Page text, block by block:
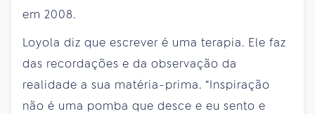
em 2008.
Loyola diz que escrever é uma terapia. Ele faz
das recordações e da observação da
realidade a sua matéria-prima. “Inspiração
não é uma pomba que desce e eu sento e